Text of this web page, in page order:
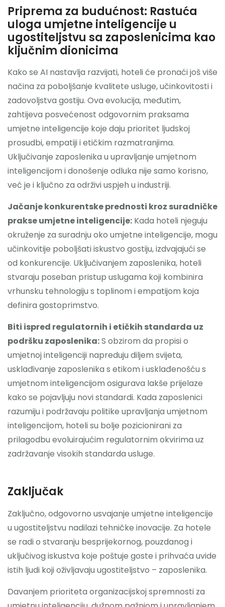
Priprema za budućnost: Rastuća
uloga umjetne inteligencije u
ugostiteljstvu sa zaposlenicima kao
ključnim dionicima
Kako se AI nastavlja razvijati, hoteli će pronaći još više
načina za poboljšanje kvalitete usluge, učinkovitosti i
zadovoljstva gostiju. Ova evolucija, međutim,
zahtijeva posvećenost odgovornim praksama
umjetne inteligencije koje daju prioritet ljudskoj
prosudbi, empatiji i etičkim razmatranjima.
Uključivanje zaposlenika u upravljanje umjetnom
inteligencijom i donošenje odluka nije samo korisno,
već je i ključno za održivi uspjeh u industriji.
Jačanje konkurentske prednosti kroz suradničke
prakse umjetne inteligencije: Kada hoteli njeguju
okruženje za suradnju oko umjetne inteligencije, mogu
učinkovitije poboljšati iskustvo gostiju, izdvajajući se
od konkurencije. Uključivanjem zaposlenika, hoteli
stvaraju poseban pristup uslugama koji kombinira
vrhunsku tehnologiju s toplinom i empatijom koja
definira gostoprimstvo.
Biti ispred regulatornih i etičkih standarda uz
podršku zaposlenika:S obzirom da propisi o
umjetnoj inteligenciji napreduju diljem svijeta,
usklađivanje zaposlenika s etikom i usklađenošću s
umjetnom inteligencijom osigurava lakše prijelaze
kako se pojavljuju novi standardi. Kada zaposlenici
razumiju i podržavaju politike upravljanja umjetnom
inteligencijom, hoteli su bolje pozicionirani za
prilagodbu evoluirajućim regulatornim okvirima uz
zadržavanje visokih standarda usluge.
Zaključak
Zaključno, odgovorno usvajanje umjetne inteligencije
u ugostiteljstvu nadilazi tehničke inovacije. Za hotele
se radi o stvaranju besprijekornog, pouzdanog i
uključivog iskustva koje poštuje goste i prihvaća uvide
istih ljudi koji oživljavaju ugostiteljstvo – zaposlenika.
Davanjem prioriteta organizacijskoj spremnosti za